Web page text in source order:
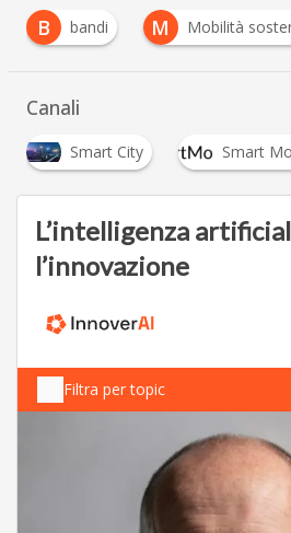
B
bandi M Mobilità
Canali
Smart City Smart
L’intelligenza
l’innovazione
Filtra per topic